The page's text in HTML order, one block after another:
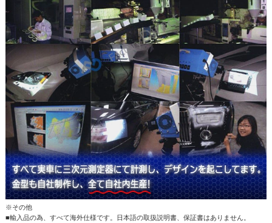
※その他
■輸入品の為、すべて海外仕様です。日本語の取扱説明書、保証書はありません。